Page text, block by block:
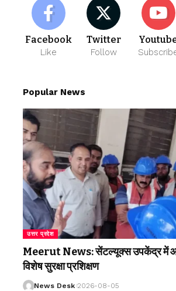
Facebook
Like
Twitter
Follow
Popular News
उत्तर प्रदेश
Meerut News: सेंटल्यूक्स उपकेंद्र में
विशेष सुरक्षा प्रशिक्षण
News Desk 2026-08-05